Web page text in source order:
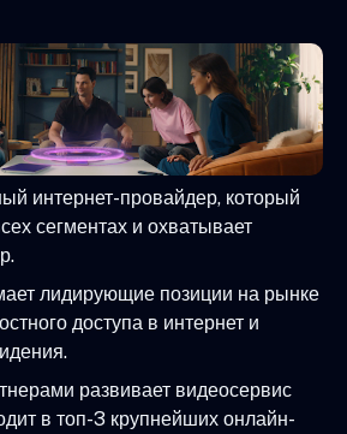
интернет-провайдер, который
сегментах и охватывает
лидирующие позиции на рынке
доступа в интернет и
развивает видеосервис
в топ-3 крупнейших онлайн-